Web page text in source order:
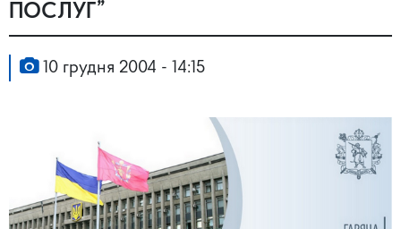
ПОСЛУГ”
10 грудня 2004 - 14:15